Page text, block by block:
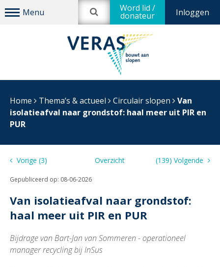
Inloggen
Word lid /
donateur
Home Thema’s & actueel Circulair slopen
Van
isolatieafval naar grondstof: haal meer uit PIR en
PUR
Vorige (3) Overzicht (139) Volgende
Gepubliceerd op: 08-06-2026
Van isolatieafval naar grondstof:
haal meer uit PIR en PUR
Bijdrage van Bart-Jan van Sommeren - operationeel
manager recycling bij InSus